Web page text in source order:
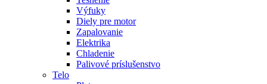
Výfuky
Diely pre motor
Zapalovanie
Elektrika
Chladenie
Palivové príslušenstvo
Telo